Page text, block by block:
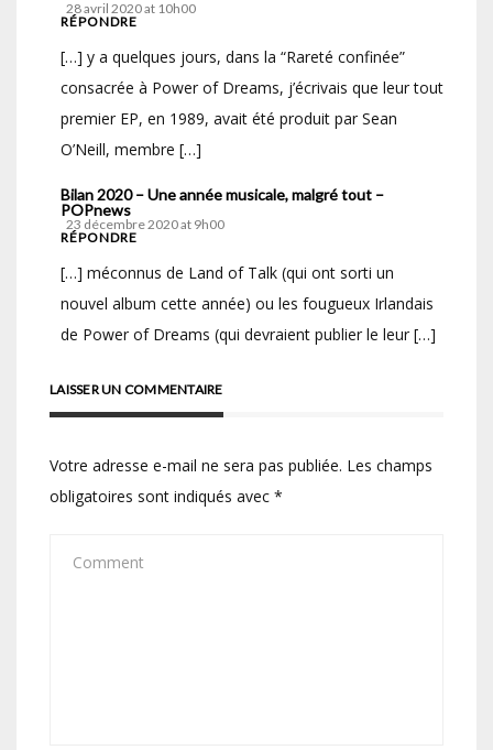
28 avril 2020 at 10h00
RÉPONDRE
[…] y a quelques jours, dans la “Rareté confinée”
consacrée à Power of Dreams, j’écrivais que leur tout
premier EP, en 1989, avait été produit par Sean
O’Neill, membre […]
Bilan 2020 – Une année musicale, malgré tout –
POPnews
23 décembre 2020 at 9h00
RÉPONDRE
[…] méconnus de Land of Talk (qui ont sorti un
nouvel album cette année) ou les fougueux Irlandais
de Power of Dreams (qui devraient publier le leur […]
LAISSER UN COMMENTAIRE
Votre adresse e-mail ne sera pas publiée. Les champs
obligatoires sont indiqués avec *